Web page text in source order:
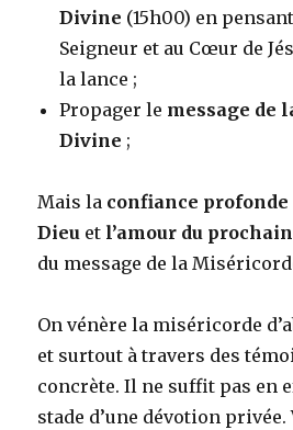
Divine (15h00) en
Seigneur et au Cœur de
la lance ;
Propager le message de
Divine ;
Mais la confiance profonde
Dieu et l’amour du prochain
du message de la
On vénère la miséricorde
et surtout à travers des
concrète. Il ne suffit pas en
stade d’une dévotion